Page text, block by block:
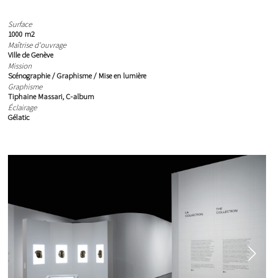
Surface
1000 m2
Maîtrise d'ouvrage
Ville de Genève
Mission
Scénographie / Graphisme / Mise en lumière
Graphisme
Tiphaine Massari, C-album
Éclairage
Gélatic